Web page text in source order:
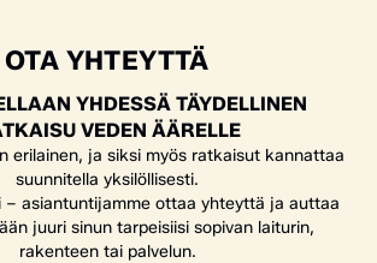
OTA YHTEYTTÄ
YHDESSÄ TÄYDELLINEN
VEDEN ÄÄRELLE
erilainen, ja siksi myös ratkaisut kannattaa
suunnitella yksilöllisesti.
– asiantuntijamme ottaa yhteyttä ja auttaa
juuri sinun tarpeisiisi sopivan laiturin,
rakenteen tai palvelun.